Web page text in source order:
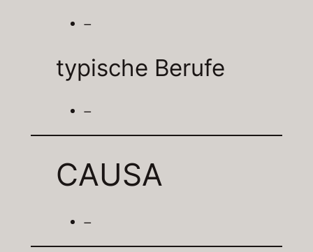
–
typische Berufe
–
CAUSA
–